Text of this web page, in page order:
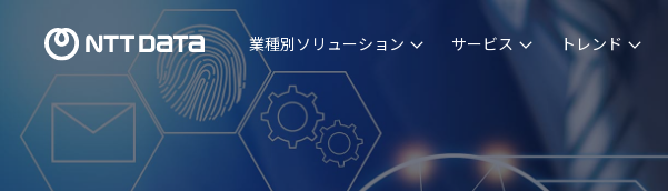
業種別ソリューション サービス トレンド